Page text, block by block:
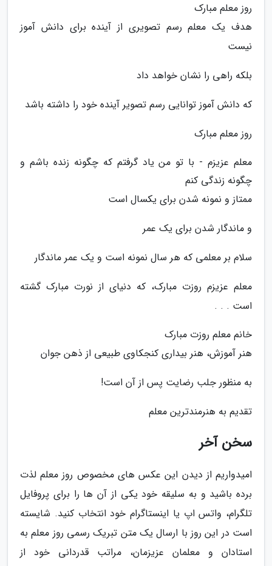
روز معلم مبارک
هدف یک معلم رسم تصویری از آینده برای دانش آموز
نیست
بلکه راهی را نشان خواهد داد
که دانش آموز توانایی رسم تصویر آینده خود را داشته باشد
روز معلم مبارک
معلم عزیزم - با تو من یاد گرفتم که چگونه زنده باشم و
چگونه زندگی کنم
ممتاز و نمونه شدن برای یکسال است
و ماندگار شدن برای یک عمر
سلام بر معلمی که هر سال نمونه است و یک عمر ماندگار
معلم عزیزم روزت مبارک، که دنیای از نورت مبارک گشته
است . . .
خانم معلم روزت مبارک
هنر آموزش، هنر بیداری کنجکاوی طبیعی از ذهن جوان
به منظور جلب رضایت پس از آن است!
تقدیم به هنرمندترین معلم
سخن آخر
امیدواریم از دیدن این عکس های مخصوص روز معلم لذت
برده باشید و به سلیقه خود یکی از آن ها را برای پروفایل
تلگرام، واتس اپ یا اینستاگرام خود انتخاب کنید. شایسته
است در این روز با ارسال یک متن تبریک رسمی روز معلم به
استادان و معلمان عزیزمان، مراتب قدردانی خود از